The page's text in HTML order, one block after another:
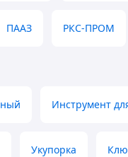
ПААЗ РКС-ПРОМ
Инструмент
Укупорка